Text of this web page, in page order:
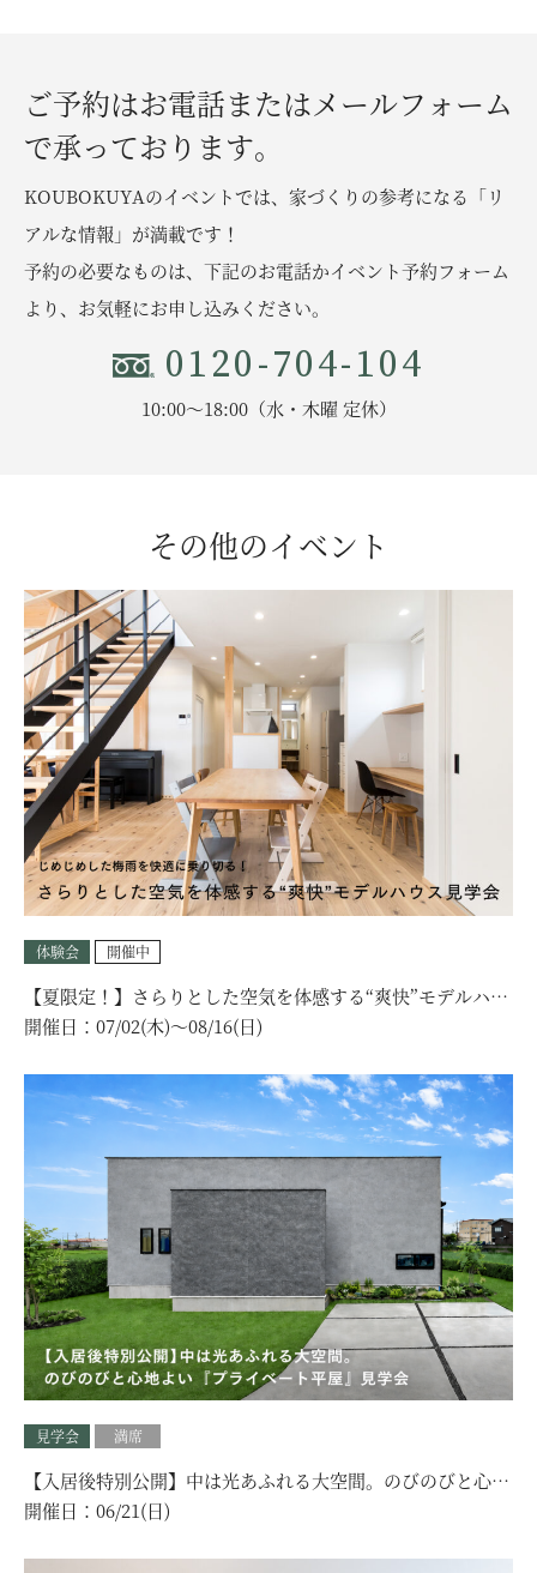
ご予約はお電話またはメールフォーム
で承っております。
KOUBOKUYAのイベントでは、家づくりの参考になる「リ
アルな情報」が満載です！
予約の必要なものは、下記のお電話かイベント予約フォーム
より、お気軽にお申し込みください。
0120-704-104
10:00〜18:00（水・木曜 定休）
その他のイベント
体験会 開催中
【夏限定！】さらりとした空気を体感する“爽快”モデルハウ
ス見学会｜選べる見学コース！
開催日： 07/02(木)〜08/16(日)
見学会 満席
【入居後特別公開】中は光あふれる大空間。のびのびと心地
よい『プライベート平屋』見学会｜加古郡
開催日： 06/21(日)